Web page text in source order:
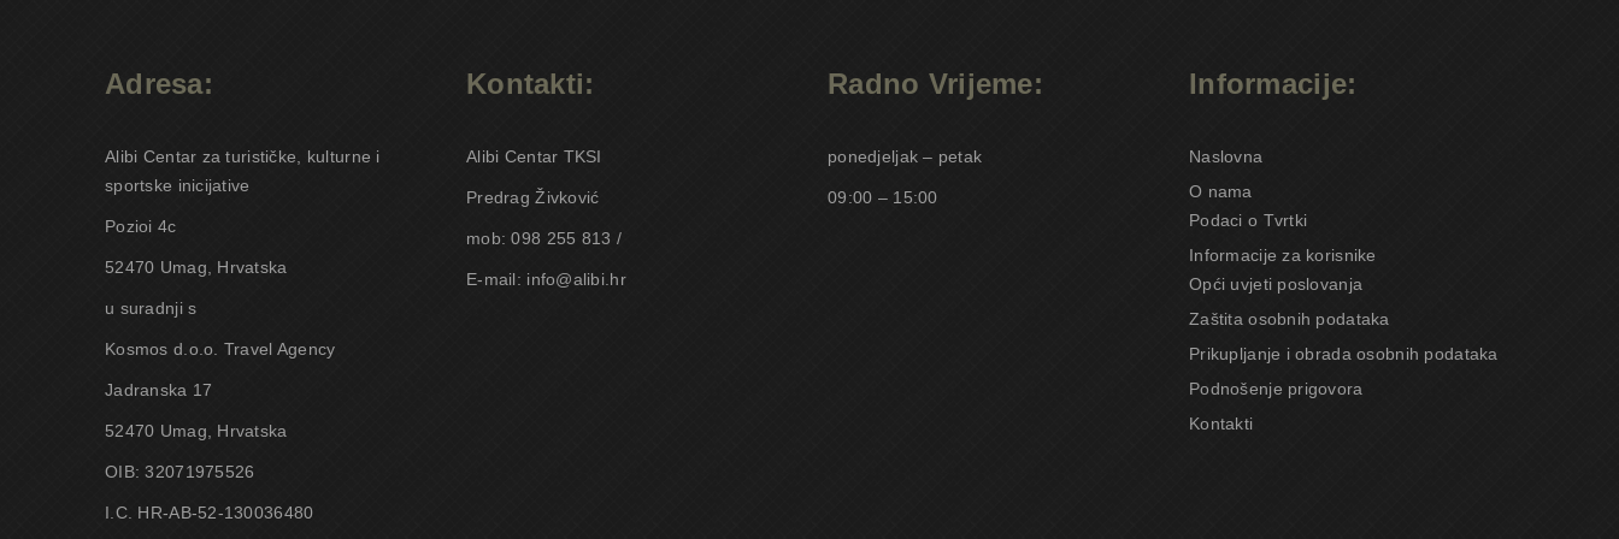
Adresa:
Alibi Centar za turističke, kulturne i
sportske inicijative
Pozioi 4c
52470 Umag, Hrvatska
u suradnji s
Kosmos d.o.o. Travel Agency
Jadranska 17
52470 Umag, Hrvatska
OIB: 32071975526
I.C. HR-AB-52-130036480
Kontakti:
Alibi Centar TKSI
Predrag Živković
mob: 098 255 813 /
E-mail: info@alibi.hr
Radno Vrijeme:
ponedjeljak – petak
09:00 – 15:00
Informacije:
Naslovna
O nama
Podaci o Tvrtki
Informacije za korisnike
Opći uvjeti poslovanja
Zaštita osobnih podataka
Prikupljanje i obrada osobnih podataka
Podnošenje prigovora
Kontakti